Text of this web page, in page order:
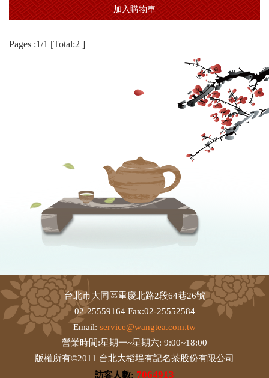
加入購物車
Pages :1/1 [Total:2 ]
台北市大同區重慶北路2段64巷26號
02-25559164 Fax:02-25552584
Email: service@wangtea.com.tw
營業時間:星期一~星期六: 9:00~18:00
版權所有©2011 台北大稻埕有記名茶股份有限公司
訪客人數: 7064913